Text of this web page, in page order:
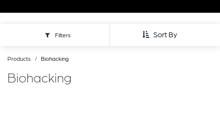
Sort By
Filters
Products Biohacking
Biohacking